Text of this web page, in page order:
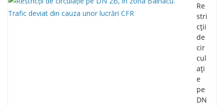
Re
stri
cții
de
cir
cul
ați
e
pe
DN